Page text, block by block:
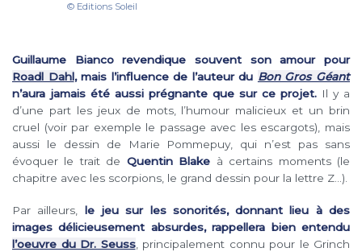
© Editions Soleil
Guillaume Bianco revendique souvent son amour pour
Roadl Dahl, mais l’influence de l’auteur du Bon Gros Géant
n’aura jamais été aussi prégnante que sur ce projet. Il y a
d’une part les jeux de mots, l’humour malicieux et un brin
cruel (voir par exemple le passage avec les escargots), mais
aussi le dessin de Marie Pommepuy, qui n’est pas sans
évoquer le trait de Quentin Blake à certains moments (le
chapitre avec les scorpions, le grand dessin pour la lettre Z…).
Par ailleurs, le jeu sur les sonorités, donnant lieu à des
images délicieusement absurdes, rappellera bien entendu
l’oeuvre du Dr. Seuss, principalement connu pour le Grinch